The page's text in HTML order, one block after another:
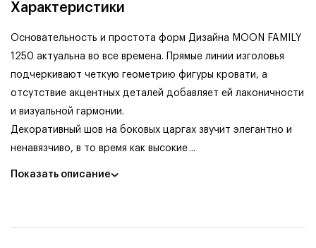
Характеристики
Основательность и простота форм Дизайна MOON FAMILY
1250 актуальна во все времена. Прямые линии изголовья
подчеркивают четкую геометрию фигуры кровати, а
отсутствие акцентных деталей добавляет ей лаконичности
и визуальной гармонии.
Декоративный шов на боковых царгах звучит элегантно и
ненавязчиво, в то время как высокие ...
Показать описание